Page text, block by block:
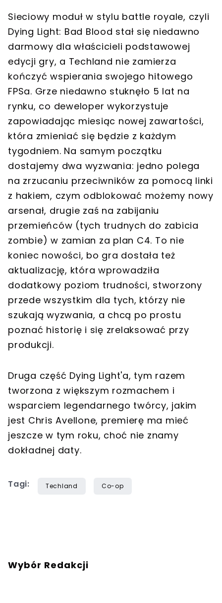
Sieciowy moduł w stylu battle royale, czyli
Dying Light: Bad Blood stał się niedawno
darmowy dla właścicieli podstawowej
edycji gry, a Techland nie zamierza
kończyć wspierania swojego hitowego
FPSa. Grze niedawno stuknęło 5 lat na
rynku, co deweloper wykorzystuje
zapowiadając miesiąc nowej zawartości,
która zmieniać się będzie z każdym
tygodniem. Na samym początku
dostajemy dwa wyzwania: jedno polega
na zrzucaniu przeciwników za pomocą linki
z hakiem, czym odblokować możemy nowy
arsenał, drugie zaś na zabijaniu
przemieńców (tych trudnych do zabicia
zombie) w zamian za plan C4. To nie
koniec nowości, bo gra dostała też
aktualizację, która wprowadziła
dodatkowy poziom trudności, stworzony
przede wszystkim dla tych, którzy nie
szukają wyzwania, a chcą po prostu
poznać historię i się zrelaksować przy
produkcji.
Druga część Dying Light'a, tym razem
tworzona z większym rozmachem i
wsparciem legendarnego twórcy, jakim
jest Chris Avellone, premierę ma mieć
jeszcze w tym roku, choć nie znamy
dokładnej daty.
Tagi: Techland Co-op
Wybór Redakcji